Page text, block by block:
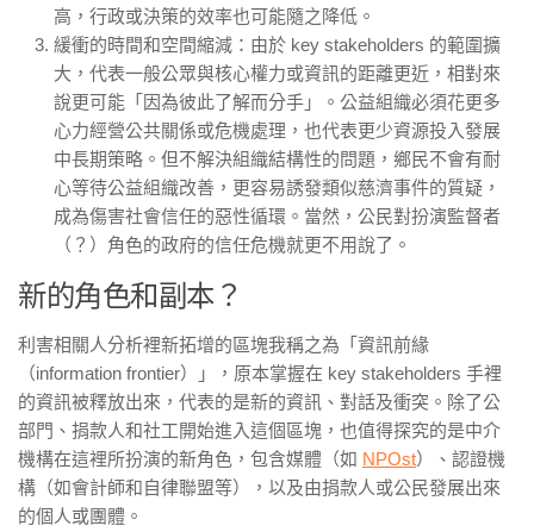
高，行政或決策的效率也可能隨之降低。
緩衝的時間和空間縮減：由於 key stakeholders 的範圍擴
大，代表一般公眾與核心權力或資訊的距離更近，相對來
說更可能「因為彼此了解而分手」。公益組織必須花更多
心力經營公共關係或危機處理，也代表更少資源投入發展
中長期策略。但不解決組織結構性的問題，鄉民不會有耐
心等待公益組織改善，更容易誘發類似慈濟事件的質疑，
成為傷害社會信任的惡性循環。當然，公民對扮演監督者
（？）角色的政府的信任危機就更不用說了。
新的角色和副本？
利害相關人分析裡新拓增的區塊我稱之為「資訊前緣
（information frontier）」，原本掌握在 key stakeholders 手裡
的資訊被釋放出來，代表的是新的資訊、對話及衝突。除了公
部門、捐款人和社工開始進入這個區塊，也值得探究的是中介
機構在這裡所扮演的新角色，包含媒體（如 NPOst）、認證機
構（如會計師和自律聯盟等），以及由捐款人或公民發展出來
的個人或團體。